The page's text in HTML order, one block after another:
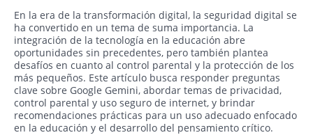
En la era de la transformación digital, la seguridad digital se
ha convertido en un tema de suma importancia. La
integración de la tecnología en la educación abre
oportunidades sin precedentes, pero también plantea
desafíos en cuanto al control parental y la protección de los
más pequeños. Este artículo busca responder preguntas
clave sobre Google Gemini, abordar temas de privacidad,
control parental y uso seguro de internet, y brindar
recomendaciones prácticas para un uso adecuado enfocado
en la educación y el desarrollo del pensamiento crítico.